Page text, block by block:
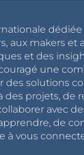
aux makers et
et des
une
des solutions
des projets, de
avec
de
à vous